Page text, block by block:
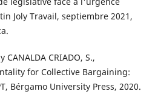
Joly Travail, septiembre 2021,
CANALDA CRIADO, S.,
for Collective Bargaining:
Bérgamo University Press, 2020.